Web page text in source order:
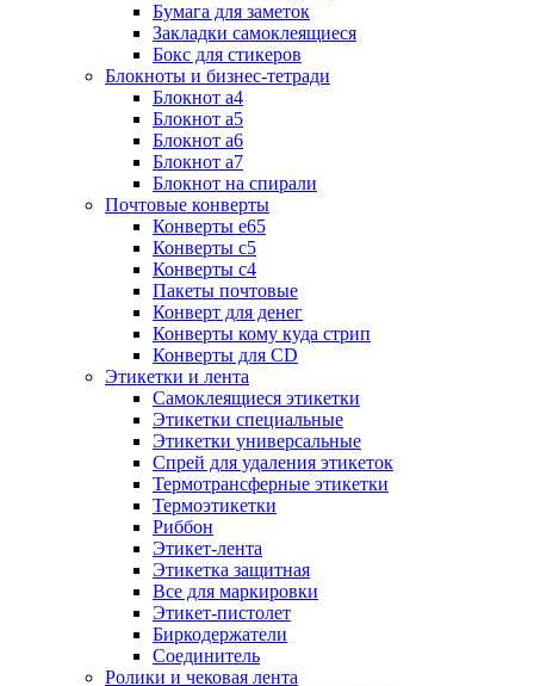
Бумага для заметок
Закладки самоклеящиеся
Бокс для стикеров
Блокноты и бизнес-тетради
Блокнот а4
Блокнот а5
Блокнот а6
Блокнот а7
Блокнот на спирали
Почтовые конверты
Конверты е65
Конверты с5
Конверты с4
Пакеты почтовые
Конверт для денег
Конверты кому куда стрип
Конверты для CD
Этикетки и лента
Самоклеящиеся этикетки
Этикетки специальные
Этикетки универсальные
Спрей для удаления этикеток
Термотрансферные этикетки
Термоэтикетки
Риббон
Этикет-лента
Этикетка защитная
Все для маркировки
Этикет-пистолет
Биркодержатели
Соединитель
Ролики и чековая лента